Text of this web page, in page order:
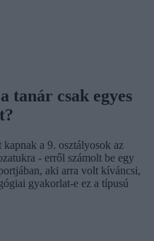
tanár csak egyes
a 9. osztályosok az
- erről számolt be egy
aki arra volt kíváncsi,
gyakorlat-e ez a típusú